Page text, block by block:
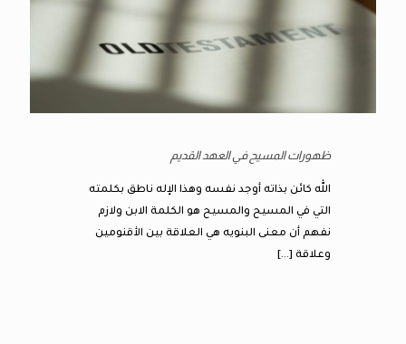
ظهورات المسيح في العهد القديم
الله كائن بذاته أوجد نفسه وهذا الإله ناطق بكلمته
التي في المسيح والمسيح هو الكلمة الابن ولازم
نفهم أن معنى البنويه هي العلاقة بين الأقنومين
وعلاقة […]